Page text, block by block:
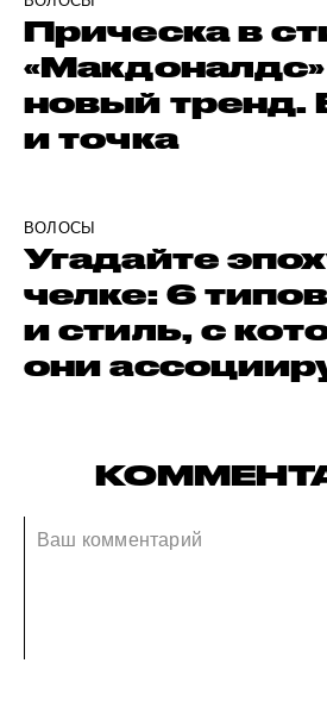
Прическа в
новый тренд.
и точка
ВОЛОСЫ
Угадайте
челке: 6
и стиль, с
они